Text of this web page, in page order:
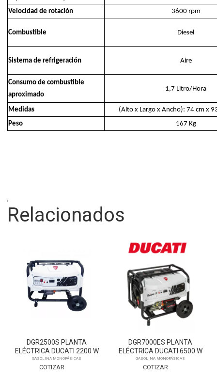
Velocidad de rotación
3600 rpm
Combustible Diesel
Sistema de refrigeración Aire
Consumo de combustible
aproximado
1,7 Litro/Hora
Medidas
(Alto x Largo x Ancho): 74 cm x
Peso
167 Kg
,
Relacionados
DGR2500S PLANTA
ELÉCTRICA DUCATI 2200 W
GASOLINA
GASOLINA MONOFÁSICAS
COTIZAR
DGR7000ES PLANTA
ELÉCTRICA DUCATI 6500 W
GASOLINA
GASOLINA MONOFÁSICAS
COTIZAR